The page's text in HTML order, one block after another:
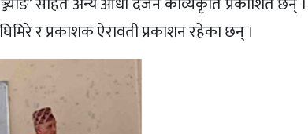
र प्रकाशक ऐरावती प्रकाशन रहेका छन् ।